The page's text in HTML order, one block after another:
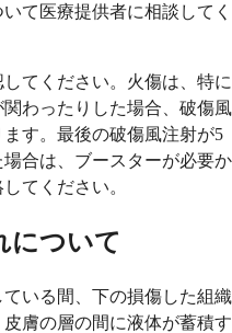
て医療提供者に相談してく
てください。火傷は、特に
わったりした場合、破傷風
す。最後の破傷風注射が5
合は、ブースターが必要か
てください。
について
いる間、下の損傷した組織
膚の層の間に液体が蓄積す